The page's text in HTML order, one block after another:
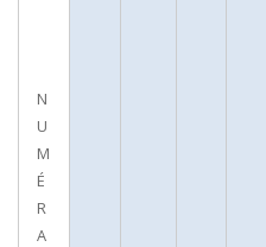
N
U
M
É
R
A